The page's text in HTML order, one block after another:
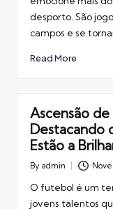
desporto. São
campos e se
Read More
Ascensão
Destacando
Estão a
Posted
By admin
O futebol é um
jovens talentos